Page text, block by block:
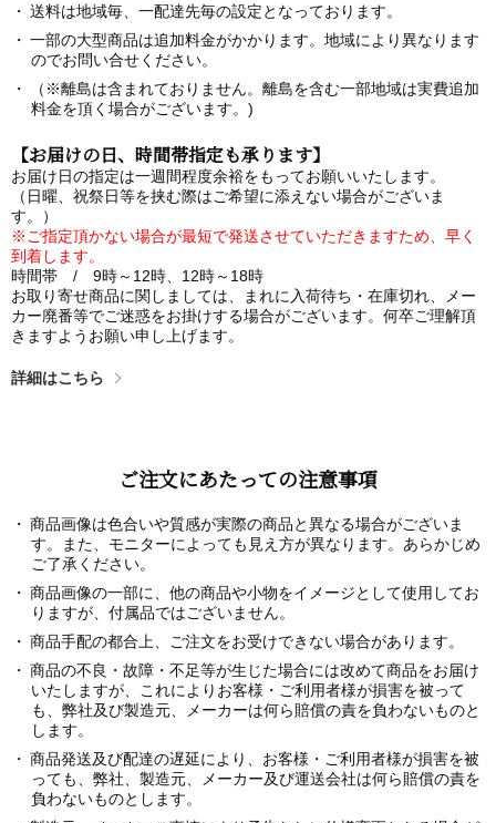
送料は地域毎、一配達先毎の設定となっております。
一部の大型商品は追加料金がかかります。地域により異なります
のでお問い合せください。
（※離島は含まれておりません。離島を含む一部地域は実費追加
料金を頂く場合がございます。)
【お届けの日、時間帯指定も承ります】
お届け日の指定は一週間程度余裕をもってお願いいたします。
（日曜、祝祭日等を挟む際はご希望に添えない場合がございま
す。）
※ご指定頂かない場合が最短で発送させていただきますため、早く
到着します。
時間帯 / 9時～12時、12時～18時
お取り寄せ商品に関しましては、まれに入荷待ち・在庫切れ、メー
カー廃番等でご迷惑をお掛けする場合がございます。何卒ご理解頂
きますようお願い申し上げます。
詳細はこちら
ご注文にあたっての注意事項
商品画像は色合いや質感が実際の商品と異なる場合がございま
す。また、モニターによっても見え方が異なります。あらかじめ
ご了承ください。
商品画像の一部に、他の商品や小物をイメージとして使用してお
りますが、付属品ではございません。
商品手配の都合上、ご注文をお受けできない場合があります。
商品の不良・故障・不足等が生じた場合には改めて商品をお届け
いたしますが、これによりお客様・ご利用者様が損害を被って
も、弊社及び製造元、メーカーは何ら賠償の責を負わないものと
します。
商品発送及び配達の遅延により、お客様・ご利用者様が損害を被
っても、弊社、製造元、メーカー及び運送会社は何ら賠償の責を
負わないものとします。